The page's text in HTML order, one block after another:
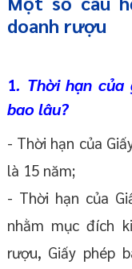
doanh rượu
1. Thời hạn của
bao lâu?
- Thời hạn của
là 15 năm;
- Thời hạn của
nhằm mục đích
rượu, Giấy phép